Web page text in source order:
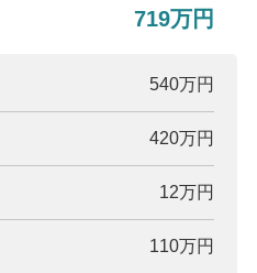
719万円
540万円
420万円
12万円
110万円